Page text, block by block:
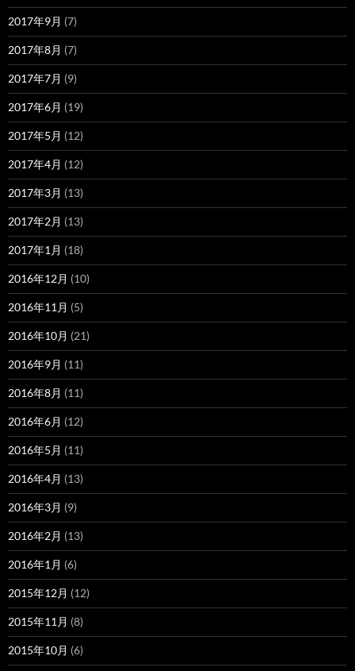
2017年9月 (7)
2017年8月 (7)
2017年7月 (9)
2017年6月 (19)
2017年5月 (12)
2017年4月 (12)
2017年3月 (13)
2017年2月 (13)
2017年1月 (18)
2016年12月 (10)
2016年11月 (5)
2016年10月 (21)
2016年9月 (11)
2016年8月 (11)
2016年6月 (12)
2016年5月 (11)
2016年4月 (13)
2016年3月 (9)
2016年2月 (13)
2016年1月 (6)
2015年12月 (12)
2015年11月 (8)
2015年10月 (6)